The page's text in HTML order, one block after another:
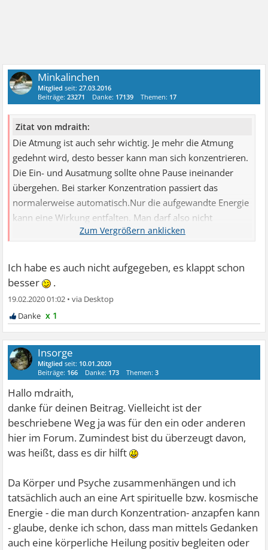
Minkalinchen
Mitglied seit:27.03.2016
Beiträge:23271 Danke: 17139 Themen: 17
Zitat von mdraith:
Die Atmung ist auch sehr wichtig. Je mehr die Atmung
gedehnt wird, desto besser kann man sich konzentrieren.
Die Ein- und Ausatmung sollte ohne Pause ineinander
übergehen. Bei starker Konzentration passiert das
normalerweise automatisch.Nur die aufgewandte Energie
kann eine Wirkung entfalten. Man darf also nicht
aufgeben, nur weil sich nicht sofort eine Besserung
Ich habe es auch nicht aufgegeben, es klappt schon
besser
.
19.02.2020 01:02 •
x 1
Insorge
Mitglied seit: 10.01.2020
Beiträge: 166 Danke: 173 Themen:3
Hallo mdraith,
danke für deinen Beitrag. Vielleicht ist der
beschriebene Weg ja was für den ein oder anderen
hier im Forum. Zumindest bist du überzeugt davon,
was heißt, dass es dir hilft
Da Körper und Psyche zusammenhängen und ich
tatsächlich auch an eine Art spirituelle bzw. kosmische
Energie - die man durch Konzentration- anzapfen kann
- glaube, denke ich schon, dass man mittels Gedanken
auch eine körperliche Heilung positiv begleiten oder